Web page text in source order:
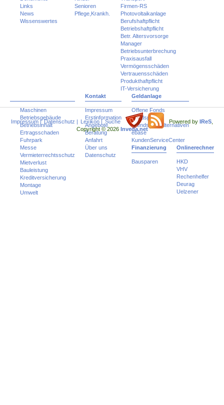
Links
News
Wissenswertes
Senioren
Pflege,Krankh.
Firmen-RS
Photovoltaikanlage
Berufshaftpflicht
Betriebshaftpflicht
Betr. Altersvorsorge
Manager
Betriebsunterbrechung
Praxisausfall
Vermögensschäden
Vertrauensschäden
Produkthaftpflicht
IT-Versicherung
Maschinen
Betriebsgebäude
Betriebsinhalt
Ertragsschaden
Fuhrpark
Messe
Vermieterrechtsschutz
Mietverlust
Bauleistung
Kreditversicherung
Montage
Umwelt
Kontakt
Impressum
Erstinformation
Angebote
Beratung
Anfahrt
Über uns
Datenschutz
Geldanlage
Offene Fonds
Fondspolicen
Trends und Alternativen
ebase
KundenServiceCenter
Finanzierung
Bausparen
Onlinerechner
HKD
VHV
Rechenhelfer
Deurag
Uelzener
Impressum| Datenschutz | Lexikon| Suche Powered by IReS
Copyright © 2026 Inveda.net